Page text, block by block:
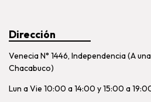
Dirección
Venecia N° 1446, Independencia (A
Chacabuco)
Lun a Vie 10:00 a 14:00 y 15:00 a